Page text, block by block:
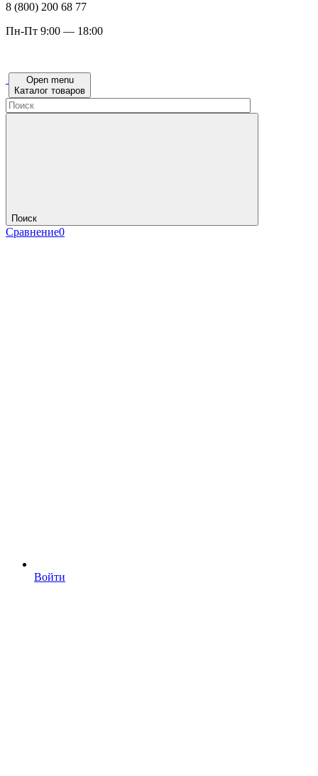
8 (800) 200 68 77
Пн-Пт 9:00 — 18:00
Open menu
Каталог товаров
Поиск
Сравнение0
Войти